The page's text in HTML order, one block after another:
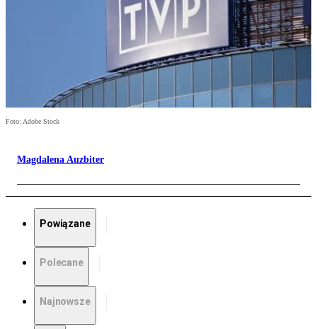
Foto: Adobe Stock
Magdalena Auzbiter
Powiązane
Polecane
Najnowsze